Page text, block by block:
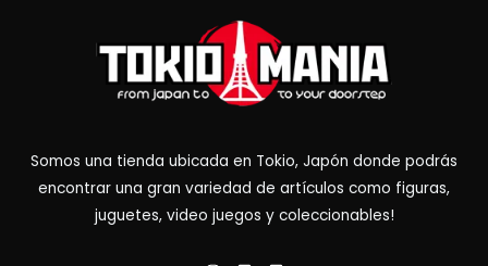
Somos una tienda ubicada en Tokio, Japón donde podrás
encontrar una gran variedad de artículos como figuras,
juguetes, video juegos y coleccionables!